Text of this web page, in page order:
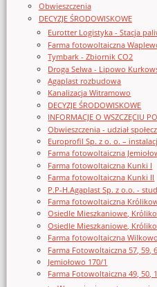
Obwieszczenia
DECYZJE ŚRODOWISKOWE
Eurotter Logistyka - Stacja
Farma fotowoltaiczna
Tymbark - Zbiornik CO2
Droga Selwa - Lipowo
Agaplast rozbudowa
Kanalizacja Witramowo
DECYZJE ŚRODOWISKOWE
INFORMACJE O WSZCZĘCIU
Obwieszczenia - udział
Europrofil Sp. z o. o. –
Farma fotowoltaiczna
Farma fotowoltaiczna Kunki I
Farma fotowoltaiczna Kunki II
P.P-H.Agaplast Sp. z o.o. -
Farma fotowoltaiczna
Osiedle Mieszkaniowe,
Osiedle Mieszkaniowe,
Farma fotowoltaiczna
Farma Fotowoltaiczna 57, 59,
Jemiołowo 170/1
Farma Fotowoltaiczna 49, 50,